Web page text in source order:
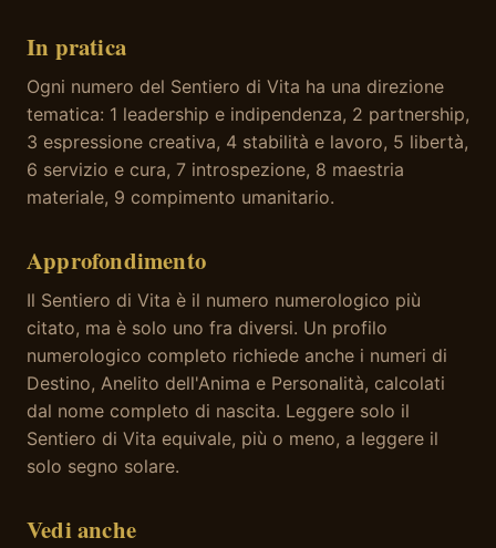
In pratica
Ogni numero del Sentiero di Vita ha una direzione
tematica: 1 leadership e indipendenza, 2 partnership,
3 espressione creativa, 4 stabilità e lavoro, 5 libertà,
6 servizio e cura, 7 introspezione, 8 maestria
materiale, 9 compimento umanitario.
Approfondimento
Il Sentiero di Vita è il numero numerologico più
citato, ma è solo uno fra diversi. Un profilo
numerologico completo richiede anche i numeri di
Destino, Anelito dell'Anima e Personalità, calcolati
dal nome completo di nascita. Leggere solo il
Sentiero di Vita equivale, più o meno, a leggere il
solo segno solare.
Vedi anche